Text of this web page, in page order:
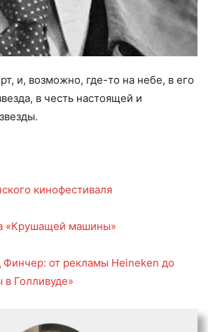
и, возможно, где-то на небе, в его
в честь настоящей и
кинофестиваля
«Крушащей машины»
Финчер: от рекламы Heineken до
Голливуде»